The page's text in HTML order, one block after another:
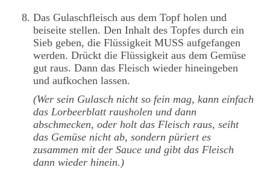
Das Gulaschfleisch aus dem Topf holen und
beiseite stellen. Den Inhalt des Topfes durch ein
Sieb geben, die Flüssigkeit MUSS aufgefangen
werden. Drückt die Flüssigkeit aus dem Gemüse
gut raus. Dann das Fleisch wieder hineingeben
und aufkochen lassen.
(Wer sein Gulasch nicht so fein mag, kann einfach
das Lorbeerblatt rausholen und dann
abschmecken, oder holt das Fleisch raus, seiht
das Gemüse nicht ab, sondern püriert es
zusammen mit der Sauce und gibt das Fleisch
dann wieder hinein.)